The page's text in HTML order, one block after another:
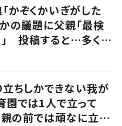
かぞくかいぎがした
かの議題に父親「最検
」 投稿すると…多くの
立ちしかできない我が
では1人で立って
親の前では頑なに立た